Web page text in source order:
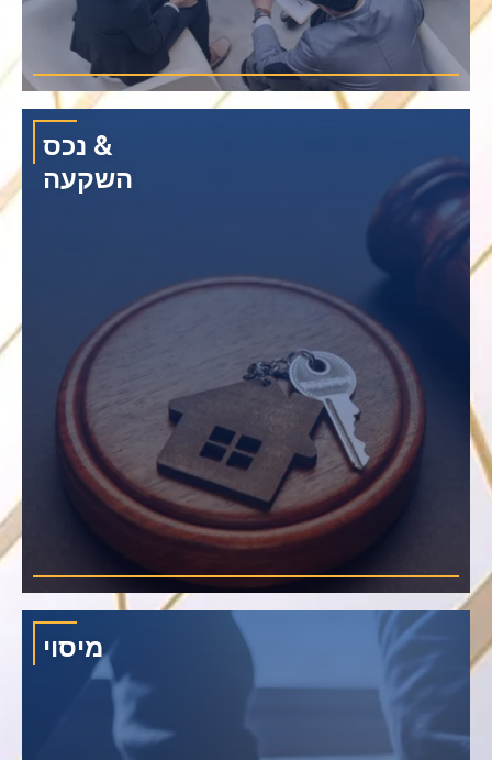
רישום עסקים
רישום בנק ישראל
רישיון עסק זר
מכס תאילנדי ואזור חופשי
אישור עבודה בתאילנד
ויזה בתאילנד
נכס &
השקעה
פותר סכסוכים בדגש על חילוקי דעות בתחום החכירה, מכירה ורכישה של
מיסוי